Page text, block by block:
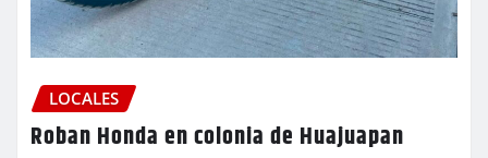
LOCALES
Roban Honda en colonia de Huajuapan